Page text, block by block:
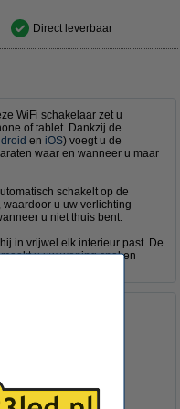
Direct leverbaar
WiFi schakelaar zet u
of tablet. Dankzij de
en iOS) voegt u de
waar en wanneer u maar
schakelt op de
u uw verlichting
u niet thuis bent.
in vrijwel elk interieur past. De
u uw woning snel en